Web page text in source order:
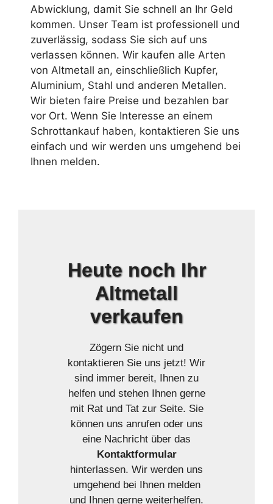
Abwicklung, damit Sie schnell an Ihr Geld
kommen. Unser Team ist professionell und
zuverlässig, sodass Sie sich auf uns
verlassen können. Wir kaufen alle Arten
von Altmetall an, einschließlich Kupfer,
Aluminium, Stahl und anderen Metallen.
Wir bieten faire Preise und bezahlen bar
vor Ort. Wenn Sie Interesse an einem
Schrottankauf haben, kontaktieren Sie uns
einfach und wir werden uns umgehend bei
Ihnen melden.
Heutenoch Ihr
Altmetall
verkaufen
Zögern Sie nicht und
kontaktieren Sie uns jetzt! Wir
sind immer bereit, Ihnen zu
helfen und stehen Ihnen gerne
mit Rat und Tat zur Seite. Sie
können uns anrufen oder uns
eine Nachricht über das
Kontaktformular
hinterlassen. Wir werden uns
umgehend bei Ihnen melden
und Ihnen gerne weiterhelfen.